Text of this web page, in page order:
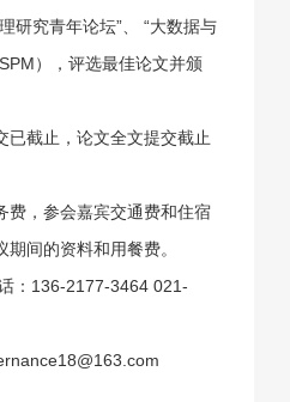
研究青年论坛”、 “大数据与
），评选最佳论文并颁
已截止，论文全文提交截止
费，参会嘉宾交通费和住宿
间的资料和用餐费。
：136-2177-3464 021-